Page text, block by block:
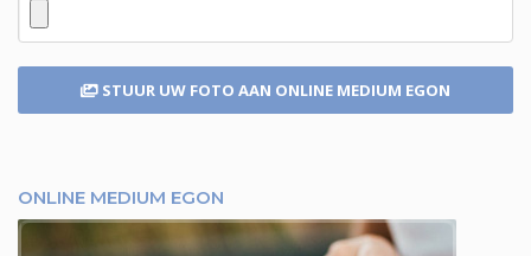
STUUR UW FOTO AAN ONLINE MEDIUM EGON
ONLINE MEDIUM EGON